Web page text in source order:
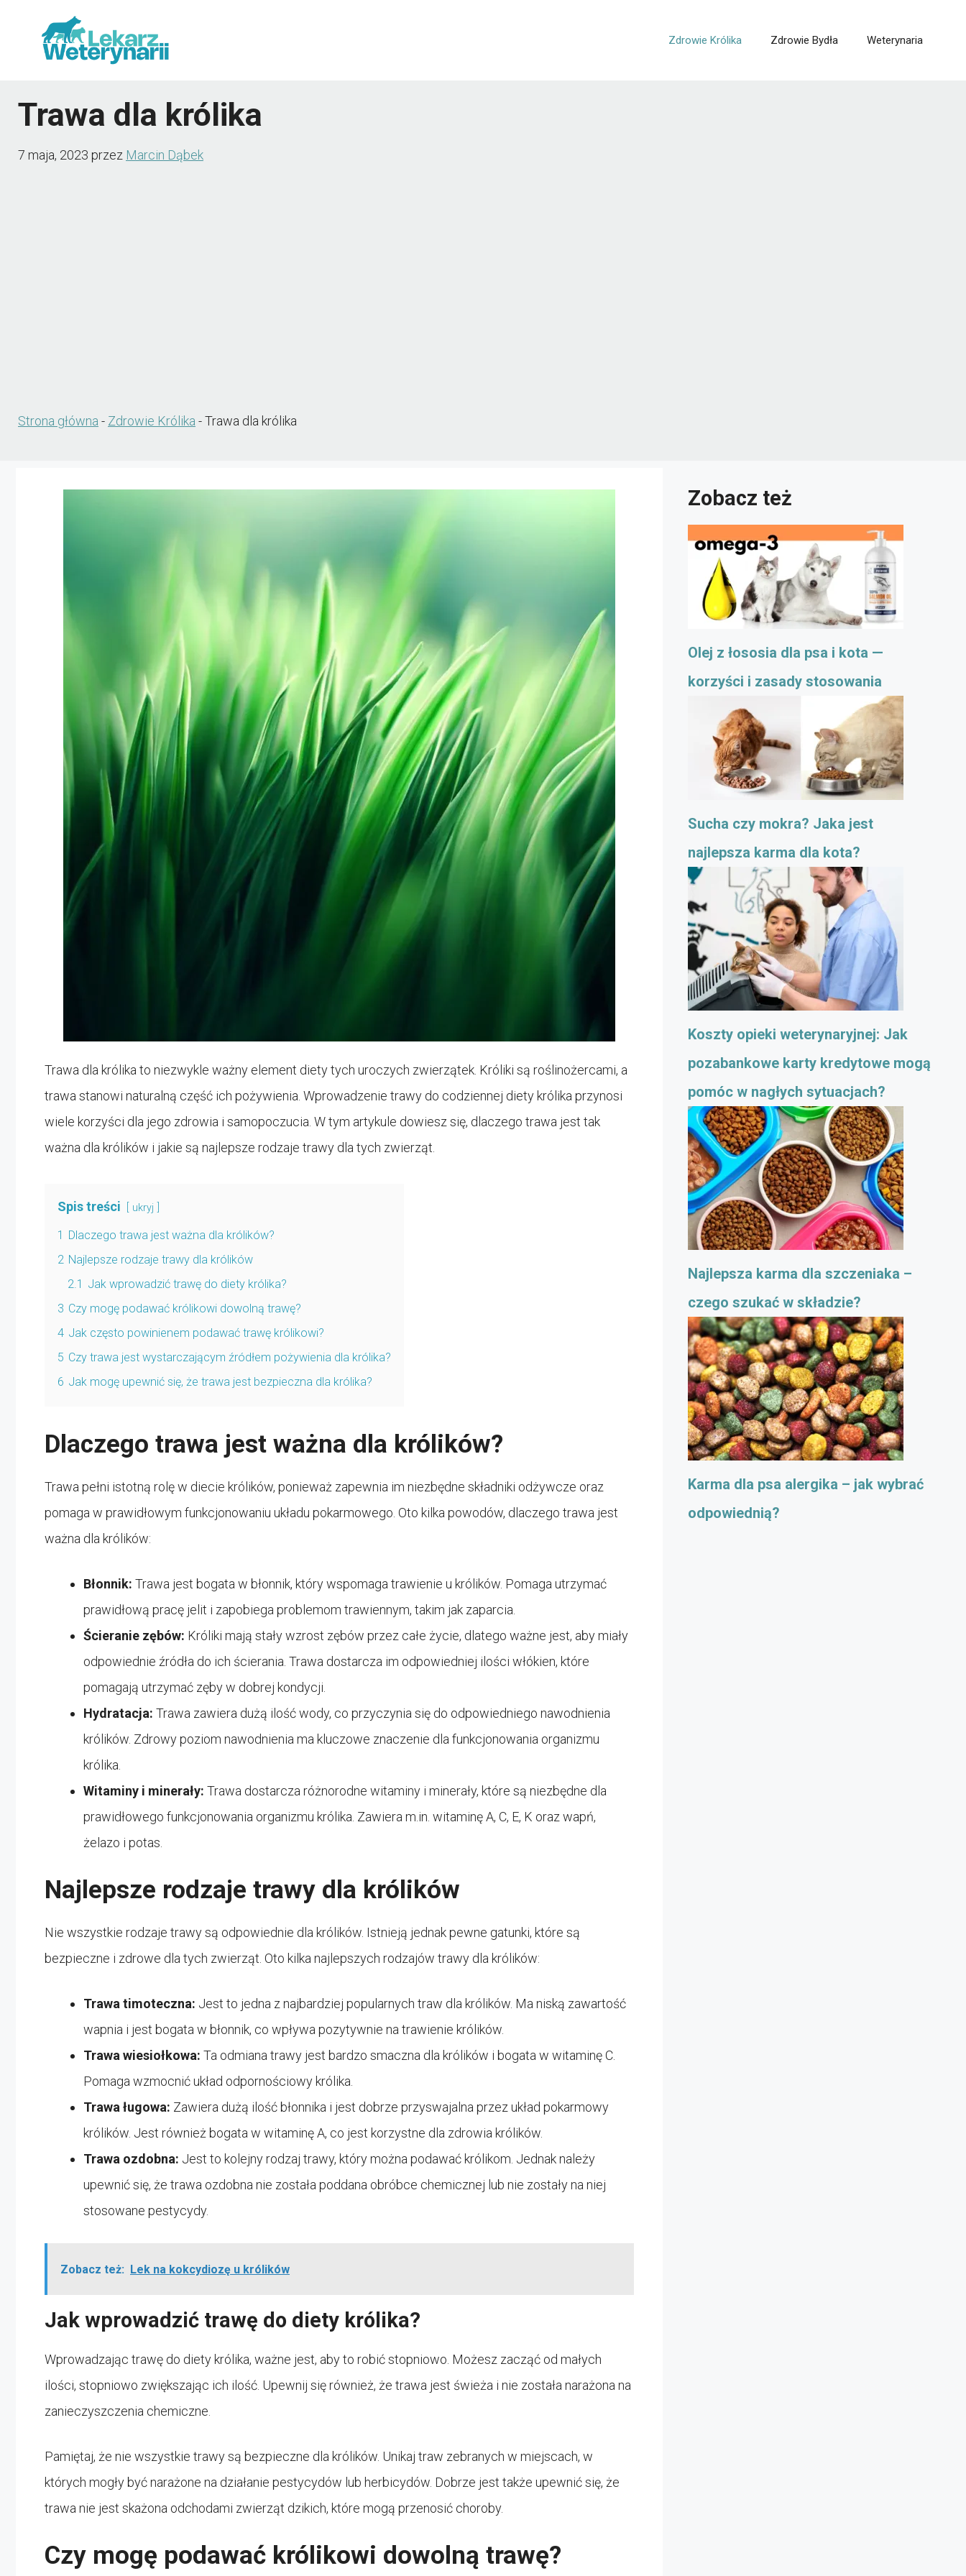
Zdrowie Królika Zdrowie Bydła Weterynaria
Trawa dla królika
7 maja, 2023 przez Marcin Dąbek
Strona główna - Zdrowie Królika -Trawa dla królika
Trawa dla królika to niezwykle ważny element diety tych uroczych zwierzątek. Króliki są roślinożercami, a
trawa stanowi naturalną część ich pożywienia. Wprowadzenie trawy do codziennej diety królika przynosi
wiele korzyści dla jego zdrowia i samopoczucia. W tym artykule dowiesz się, dlaczego trawa jest tak
ważna dla królików i jakie są najlepsze rodzaje trawy dla tych zwierząt.
Spis treści ukryj
1 Dlaczego trawa jest ważna dla królików?
2 Najlepsze rodzaje trawy dla królików
2.1 Jak wprowadzić trawę do diety królika?
3 Czy mogę podawać królikowi dowolną trawę?
4 Jak często powinienem podawać trawę królikowi?
5 Czy trawa jest wystarczającym źródłem pożywienia dla królika?
6 Jak mogę upewnić się, że trawa jest bezpieczna dla królika?
Dlaczego trawa jest ważna dla królików?
Trawa pełni istotną rolę w diecie królików, ponieważ zapewnia im niezbędne składniki odżywcze oraz
pomaga w prawidłowym funkcjonowaniu układu pokarmowego. Oto kilka powodów, dlaczego trawa jest
ważna dla królików:
Błonnik: Trawa jest bogata w błonnik, który wspomaga trawienie u królików. Pomaga utrzymać
prawidłową pracę jelit i zapobiega problemom trawiennym, takim jak zaparcia.
Ścieranie zębów: Króliki mają stały wzrost zębów przez całe życie, dlatego ważne jest, aby miały
odpowiednie źródła do ich ścierania. Trawa dostarcza im odpowiedniej ilości włókien, które
pomagają utrzymać zęby w dobrej kondycji.
Hydratacja: Trawa zawiera dużą ilość wody, co przyczynia się do odpowiedniego nawodnienia
królików. Zdrowy poziom nawodnienia ma kluczowe znaczenie dla funkcjonowania organizmu
królika.
Witaminy i minerały: Trawa dostarcza różnorodne witaminy i minerały, które są niezbędne dla
prawidłowego funkcjonowania organizmu królika. Zawiera m.in. witaminę A, C, E, K oraz wapń,
żelazo i potas.
Najlepsze rodzaje trawy dla królików
Nie wszystkie rodzaje trawy są odpowiednie dla królików. Istnieją jednak pewne gatunki, które są
bezpieczne i zdrowe dla tych zwierząt. Oto kilka najlepszych rodzajów trawy dla królików:
Trawa timoteczna: Jest to jedna z najbardziej popularnych traw dla królików. Ma niską zawartość
wapnia i jest bogata w błonnik, co wpływa pozytywnie na trawienie królików.
Trawa wiesiołkowa: Ta odmiana trawy jest bardzo smaczna dla królików i bogata w witaminę C.
Pomaga wzmocnić układ odpornościowy królika.
Trawa ługowa: Zawiera dużą ilość błonnika i jest dobrze przyswajalna przez układ pokarmowy
królików. Jest również bogata w witaminę A, co jest korzystne dla zdrowia królików.
Trawa ozdobna: Jest to kolejny rodzaj trawy, który można podawać królikom. Jednak należy
upewnić się, że trawa ozdobna nie została poddana obróbce chemicznej lub nie zostały na niej
stosowane pestycydy.
Zobacz też: Lek na kokcydiozę u królików
Jak wprowadzić trawę do diety królika?
Wprowadzając trawę do diety królika, ważne jest, aby to robić stopniowo. Możesz zacząć od małych
ilości, stopniowo zwiększając ich ilość. Upewnij się również, że trawa jest świeża i nie została narażona na
zanieczyszczenia chemiczne.
Pamiętaj, że nie wszystkie trawy są bezpieczne dla królików. Unikaj traw zebranych w miejscach, w
których mogły być narażone na działanie pestycydów lub herbicydów. Dobrze jest także upewnić się, że
trawa nie jest skażona odchodami zwierząt dzikich, które mogą przenosić choroby.
Czy mogę podawać królikowi dowolną trawę?
Zobacz też
Olej z łososia dla psa i kota —
korzyści i zasady stosowania
Sucha czy mokra? Jaka jest
najlepsza karma dla kota?
Koszty opieki weterynaryjnej: Jak
pozabankowe karty kredytowe mogą
pomóc w nagłych sytuacjach?
Najlepsza karma dla szczeniaka –
czego szukać w składzie?
Karma dla psa alergika – jak wybrać
odpowiednią?